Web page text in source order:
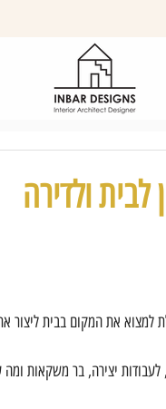
ולדירה
את המקום בבית ליצור
לעבודות יצירה, בר משקאות ומה